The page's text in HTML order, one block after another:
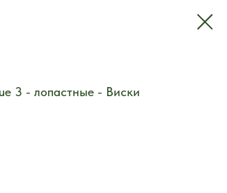
3 - лопастные - Виски